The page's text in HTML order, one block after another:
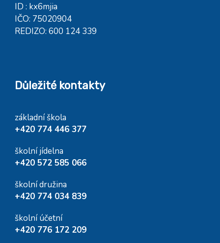
ID : kx6mjia
IČO: 75020904
REDIZO: 600 124 339
Důležité kontakty
základní škola
+420 774 446 377
školní jídelna
+420 572 585 066
školní družina
+420 774 034 839
školní účetní
+420 776 172 209